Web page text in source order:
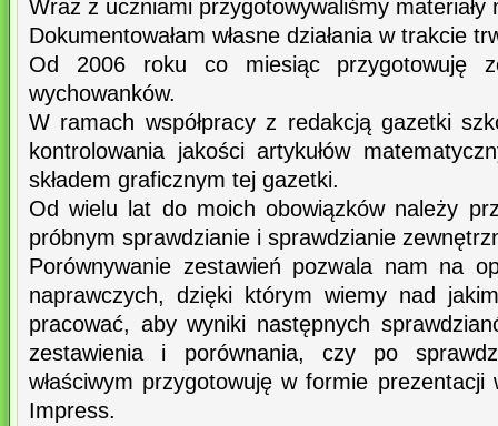
Wraz z uczniami przygotowywaliśmy materiały
Dokumentowałam własne działania w trakcie
Od 2006 roku co miesiąc przygotowuję
wychowanków.
W ramach współpracy z redakcją gazetki
kontrolowania jakości artykułów
składem graficznym tej gazetki.
Od wielu lat do moich obowiązków należy
próbnym sprawdzianie i sprawdzianie
Porównywanie zestawień pozwala nam na
naprawczych, dzięki którym wiemy nad
pracować, aby wyniki następnych
zestawienia i porównania, czy po
właściwym przygotowuję w formie
Impress.